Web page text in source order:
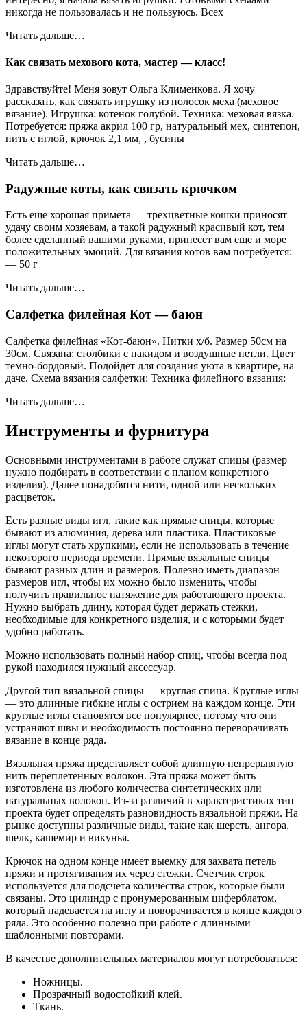
никогда не пользовалась и не пользуюсь. Всех
Читать дальше…
Как связать мехового кота, мастер — класс!
Здравствуйте! Меня зовут Ольга Клименкова. Я хочу
рассказать, как связать игрушку из полосок меха (меховое
вязание). Игрушка: котенок голубой. Техника: меховая вязка.
Потребуется: пряжа акрил 100 гр, натуральный мех, синтепон,
нить с иглой, крючок 2,1 мм, , бусины
Читать дальше…
Радужные коты, как связать крючком
Есть еще хорошая примета — трехцвет­ные кошки приносят
удачу своим хозяевам, а такой радужный красивый кот, тем
более сделанный ва­шими руками, принесет вам еще и море
положи­тельных эмоций. Для вязания котов вам потребуется:
— 50 г
Читать дальше…
Салфетка филейная Кот — баюн
Салфетка филейная «Кот-баюн». Нитки х/б. Размер 50см на
30см. Связана: столбики с накидом и воздушные петли. Цвет
темно-бордовый. Подойдет для создания уюта в квартире, на
даче. Схема вязания салфетки: Техника филейного вязания:
Читать дальше…
Инструменты и фурнитура
Основными инструментами в работе служат спицы (размер
нужно подбирать в соответствии с планом конкретного
изделия). Далее понадобятся нити, одной или нескольких
расцветок.
Есть разные виды игл, такие как прямые спицы, которые
бывают из алюминия, дерева или пластика. Пластиковые
иглы могут стать хрупкими, если не использовать в течение
некоторого периода времени. Прямые вязальные спицы
бывают разных длин и размеров. Полезно иметь диапазон
размеров игл, чтобы их можно было изменить, чтобы
получить правильное натяжение для работающего проекта.
Нужно выбрать длину, которая будет держать стежки,
необходимые для конкретного изделия, и с которыми будет
удобно работать.
Можно использовать полный набор спиц, чтобы всегда под
рукой находился нужный аксессуар.
Другой тип вязальной спицы — круглая спица. Круглые иглы
— это длинные гибкие иглы с острием на каждом конце. Эти
круглые иглы становятся все популярнее, потому что они
устраняют швы и необходимость постоянно переворачивать
вязание в конце ряда.
Вязальная пряжа представляет собой длинную непрерывную
нить переплетенных волокон. Эта пряжа может быть
изготовлена ​​из любого количества синтетических или
натуральных волокон. Из-за различий в характеристиках тип
проекта будет определять разновидность вязальной пряжи. На
рынке доступны различные виды, такие как шерсть, ангора,
шелк, кашемир и викунья.
Крючок на одном конце имеет выемку для захвата петель
пряжи и протягивания их через стежки. Счетчик строк
используется для подсчета количества строк, которые были
связаны. Это цилиндр с пронумерованным циферблатом,
который надевается на иглу и поворачивается в конце каждого
ряда. Это особенно полезно при работе с длинными
шаблонными повторами.
В качестве дополнительных материалов могут потребоваться:
Ножницы.
Прозрачный водостойкий клей.
Ткань.